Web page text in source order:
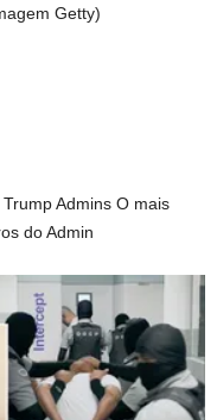
Getty)
Admins O mais
do Admin